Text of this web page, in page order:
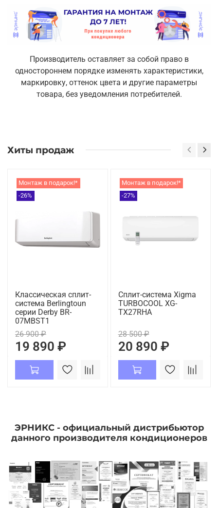
Производитель оставляет за собой право в
одностороннем порядке изменять характеристики,
маркировку, оттенок цвета и другие параметры
товара, без уведомления потребителей.
Хиты продаж
Монтаж в подарок!*
-26%
Классическая сплит-
система Berlingtoun
серии Derby BR-
07MBST1
26 900 ₽
19 890 ₽
Монтаж в подарок!*
-27%
Сплит-система Xigma
TURBOCOOL XG-
TX27RHA
28 500 ₽
20 890 ₽
ЭРНИКС - официальный дистрибьютор
данного производителя кондиционеров